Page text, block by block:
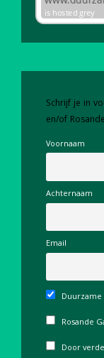
Schrijf je in
en/of
Voornaam
Achternaam
Email
Duurzame
Rosande
Door